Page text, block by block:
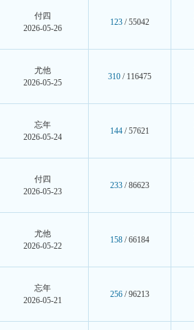
付四
2026-05-26
123/ 55042
尤他
2026-05-25
310/ 116475
忘年
2026-05-24
144/ 57621
付四
2026-05-23
233/ 86623
尤他
2026-05-22
158/ 66184
忘年
2026-05-21
256/ 96213